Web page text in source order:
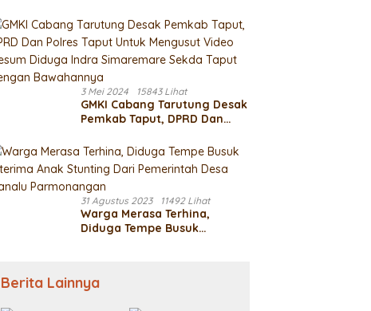
Adalah Bagian Terpenting
Untuk Masa Depan
3 Mei 2024 15843 Lihat
GMKI Cabang Tarutung Desak
Pemkab Taput, DPRD Dan
Video Mesum Diduga Indra
Simaremare Sekda Taput
Dengan Bawahannya
31 Agustus 2023 11492 Lihat
Warga Merasa Terhina,
Diduga Tempe Busuk
Berita Lainnya